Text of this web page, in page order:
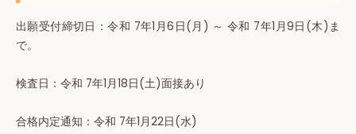
出願受付締切⽇：令和 7年1月6日(月) ～ 令和 7年1月9日(木)ま
で。
検査⽇：令和 7年1月18日(土)面接あり
合格内定通知：令和 7年1月22日(水)